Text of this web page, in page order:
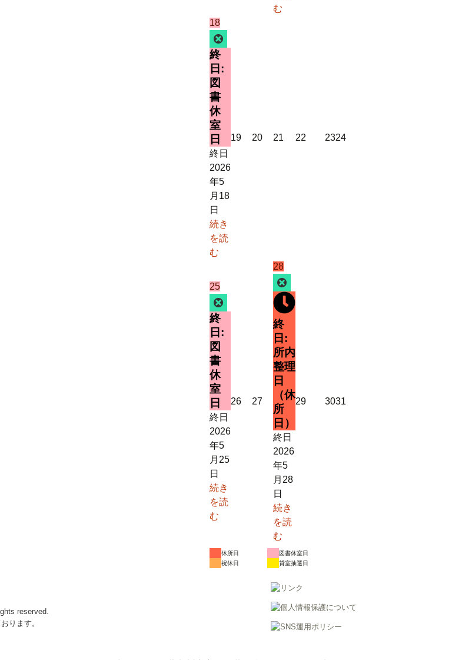
む
182026
年
5
月
18
日
(1
件
の
イ
ベ
ン
ト)
終
日:
図
書
休
室
日
終日
2026
年5
月18
日
続き
を読
む
192026
202026
21 2026
22 2026232026
242026
252026
年
5
月
25
日
(1
件
の
イ
ベ
ン
ト)
終
日:
図
書
休
室
日
終日
2026
年5
月25
日
続き
を読
む
262026
27 2026
282026
年
5
月
28
日
(1
件
の
イ
ベ
ン
ト)
終
日:
所内
整理
日
（休
所
日）
終日
2026
年5
月28
日
続き
を読
む
292026302026
31
休所日
図書休室日
祝休日
貸室抽選日
reserved.
ります。